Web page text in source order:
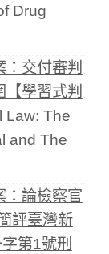
Drug
：交付審判
學習式判
Law: The
and The
：論檢察官
評臺灣新
第1號刑